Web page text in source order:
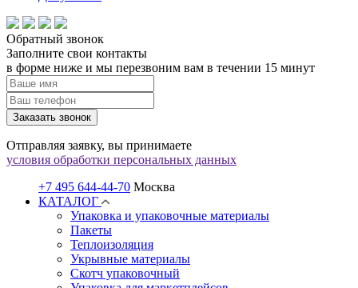
Обратный звонок
Заполните свои контакты
в форме ниже и мы перезвоним вам в течении 15 минут
Заказать звонок
Отправляя заявку, вы принимаете
условия обработки персональных данных
+7 495 644-44-70 Москва
КАТАЛОГ
Упаковка и упаковочные материалы
Пакеты
Теплоизоляция
Укрывные материалы
Скотч упаковочный